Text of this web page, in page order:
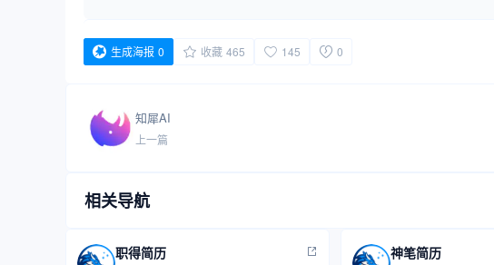
生成海报 0 收藏 465 145 0
知犀AI
上一篇
相关导航
职得简历 神笔简历